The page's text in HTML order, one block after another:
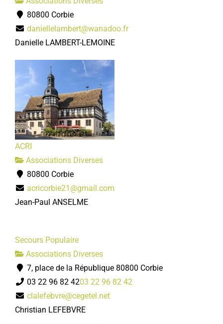
80800 Corbie
daniellelambert@wanadoo.fr
Danielle LAMBERT-LEMOINE
ACRI
Associations Diverses
80800 Corbie
acricorbie21@gmail.com
Jean-Paul ANSELME
Secours Populaire
Associations Diverses
7, place de la République 80800 Corbie
03 22 96 82 4203 22 96 82 42
clalefebvre@cegetel.net
Christian LEFEBVRE